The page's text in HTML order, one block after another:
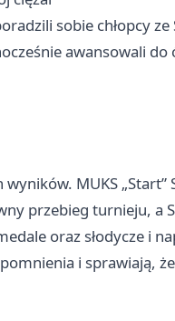
sobie chłopcy
awansowali
MUKS „Start”
przebieg turnieju, a
oraz słodycze i
i sprawiają,